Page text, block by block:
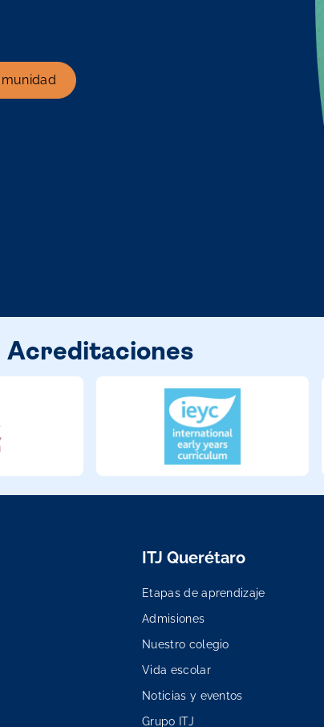
Acreditaciones
ITJ Querétaro
Etapas de aprendizaje
Admisiones
Nuestro colegio
Vida escolar
Noticias y eventos
Grupo ITJ